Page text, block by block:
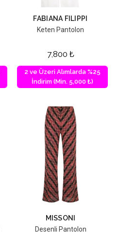
FABIANA FILIPPI
Keten Pantolon
7,800 ₺
2 ve Üzeri Alımlarda %25
İndirim (Min. 5,000 ₺)
MISSONI
Desenli Pantolon